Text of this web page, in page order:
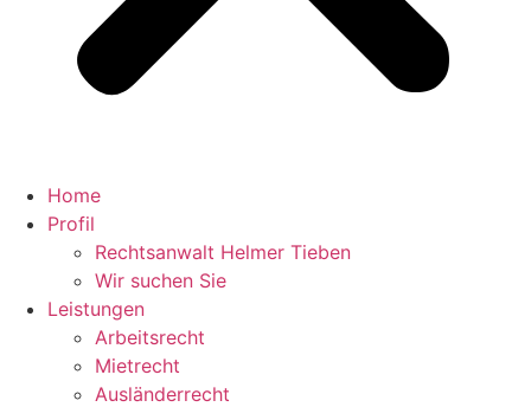
Home
Profil
Rechtsanwalt Helmer Tieben
Wir suchen Sie
Leistungen
Arbeitsrecht
Mietrecht
Ausländerrecht